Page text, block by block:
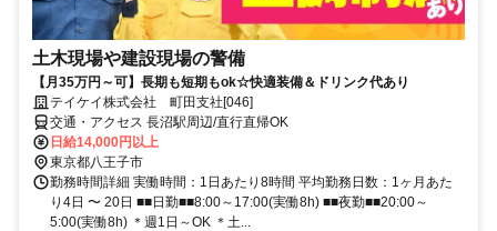
土木現場や建設現場の警備
【月35万円～可】長期も短期もok☆快適装備＆ドリンク代あり
テイケイ株式会社 町田支社[046]
交通・アクセス 長沼駅周辺/直行直帰OK
日給14,000円以上
東京都八王子市
勤務時間詳細 実働時間：1日あたり8時間 平均勤務日数：1ヶ月あた
り4日 〜 20日 ■■日勤■■8:00～17:00(実働8h) ■■夜勤■■20:00～
5:00(実働8h) ＊週1日～OK ＊土...